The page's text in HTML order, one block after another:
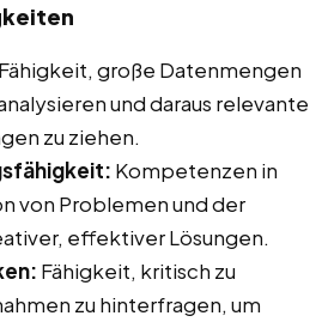
Fähigkeit, große Datenmengen
und daraus relevante
zu ziehen.
Kompetenzen in
von Problemen und der
effektiver Lösungen.
Fähigkeit, kritisch zu
zu hinterfragen, um